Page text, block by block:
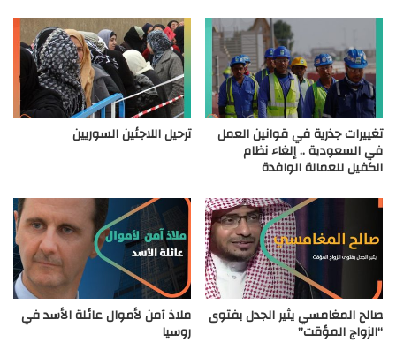
تغييرات جذرية في قوانين العمل
في السعودية .. إلغاء نظام
الكفيل للعمالة الوافدة
ترحيل اللاجئين السوريين
صالح المغامسي يثير الجدل بفتوى
“الزواج المؤقت”
ملاذ آمن لأموال عائلة الأسد في
روسيا